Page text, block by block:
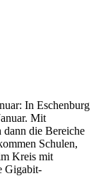
In Eschenburg
Mit
die Bereiche
Schulen,
Kreis mit
Gigabit-